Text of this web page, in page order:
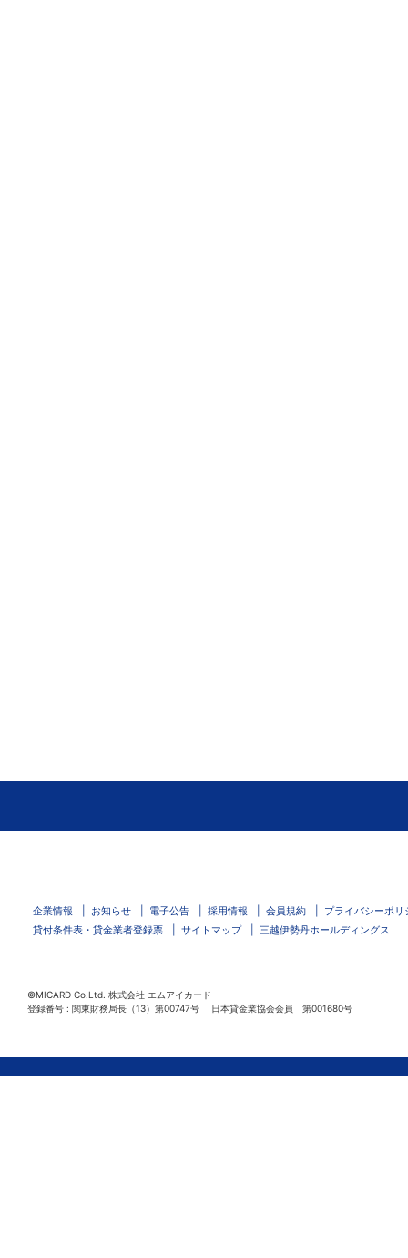
企業情報 お知らせ 電子公告 採用情報 会員規約
プライバシーポリ
貸付条件表・貸金業者登録票
サイトマップ 三越伊勢丹ホールディングス
©MICARD Co.Ltd. 株式会社 エムアイカード
登録番号 : 関東財務局長（13）第00747号 日本貸金業協会会員 第001680号